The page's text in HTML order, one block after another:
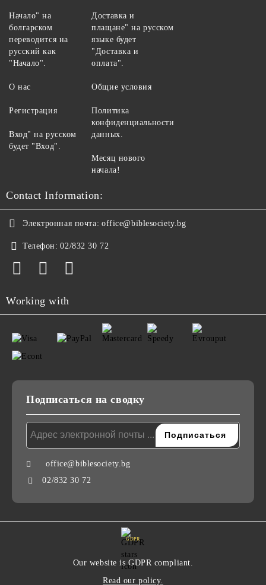
Начало" на
болгарском
переводится на
русский как
"Начало".
О нас
Регистрация
Вход" на русском
будет "Вход".
Доставка и
плащане" на русском
языке будет
"Доставка и
оплата".
Общие условия
Политика
конфиденциальности
данных.
Месяц нового
начала!
Contact Information:
Электронная почта: office@biblesociety.bg
Телефон: 02/832 30 72
Working with
Подписаться на сводку
office@biblesociety.bg
02/832 30 72
GDPR
Our website is GDPR compliant.
Read our policy.